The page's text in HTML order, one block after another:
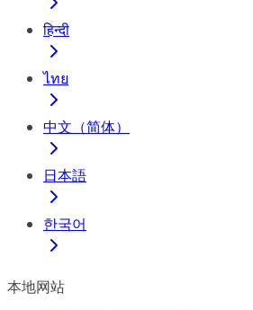
हिन्दी
ไทย
中文（简体）
日本語
한국어
本地网站